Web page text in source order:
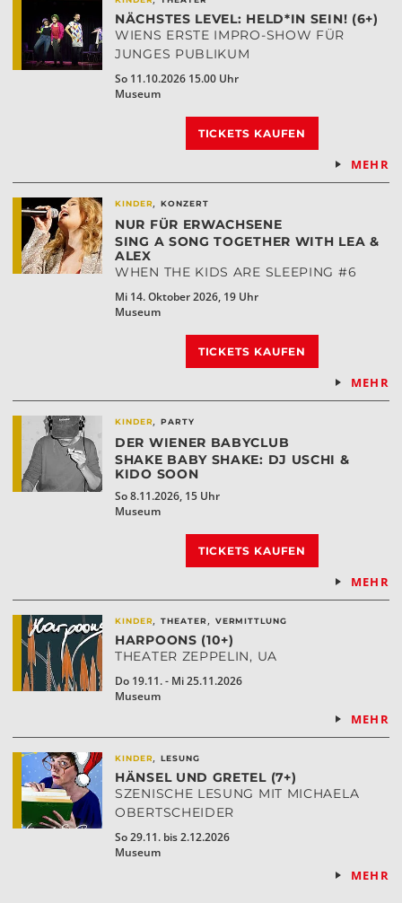
NÄCHSTES LEVEL: HELD*IN SEIN! (6+)
WIENS ERSTE IMPRO-SHOW FÜR
JUNGES PUBLIKUM
So 11.10.2026 15.00 Uhr
Museum
MEHR
TICKETS KAUFEN
KINDER,KONZERT
NUR FÜR ERWACHSENE
SING A SONG TOGETHER WITH LEA &
ALEX
WHEN THE KIDS ARE SLEEPING #6
Mi 14. Oktober 2026, 19 Uhr
Museum
MEHR
TICKETS KAUFEN
KINDER,PARTY
DER WIENER BABYCLUB
SHAKE BABY SHAKE: DJ USCHI &
KIDO SOON
So 8.11.2026, 15 Uhr
Museum
MEHR
TICKETS KAUFEN
KINDER,THEATER , VERMITTLUNG
HARPOONS (10+)
THEATER ZEPPELIN, UA
Do 19.11. - Mi 25.11.2026
Museum
MEHR
KINDER,LESUNG
HÄNSEL UND GRETEL (7+)
SZENISCHE LESUNG MIT MICHAELA
OBERTSCHEIDER
So 29.11. bis 2.12.2026
Museum
MEHR